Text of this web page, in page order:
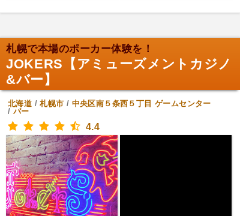
札幌で本場のポーカー体験を！
JOKERS【アミューズメントカジノ
&バー】
北海道 /札幌市 / 中央区南５条西５丁目 ゲームセンター
/ バー
4.4